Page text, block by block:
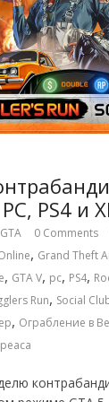
PS4 и
GTA 0 Comments
, Grand Theft
, GTA V, pc, PS4,
Run, Social
, Ограбление в